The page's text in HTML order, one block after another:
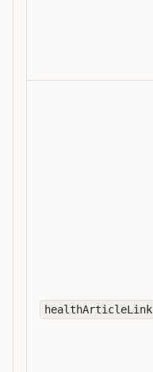
healthArticleLink